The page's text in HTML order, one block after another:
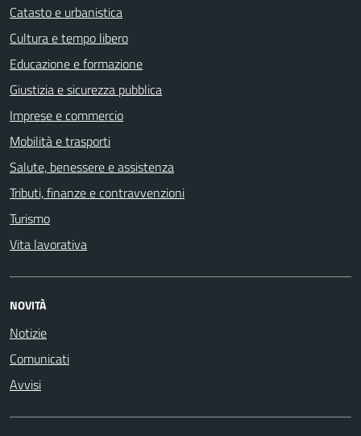
Catasto e urbanistica
Cultura e tempo libero
Educazione e formazione
Giustizia e sicurezza pubblica
Imprese e commercio
Mobilità e trasporti
Salute, benessere e assistenza
Tributi, finanze e contravvenzioni
Turismo
Vita lavorativa
NOVITÀ
Notizie
Comunicati
Avvisi